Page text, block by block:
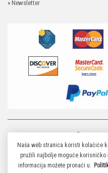
» Newsletter
MP-ELEKTRONIKA SHOP© 2026.
Unatoč tome, ne možemo
potpunosti točni. Ne
proizvoda, greške prilikom
Naša web stranica koristi kolačiće
pružili najbolje moguće korisničko
informacija možete pronaći u: